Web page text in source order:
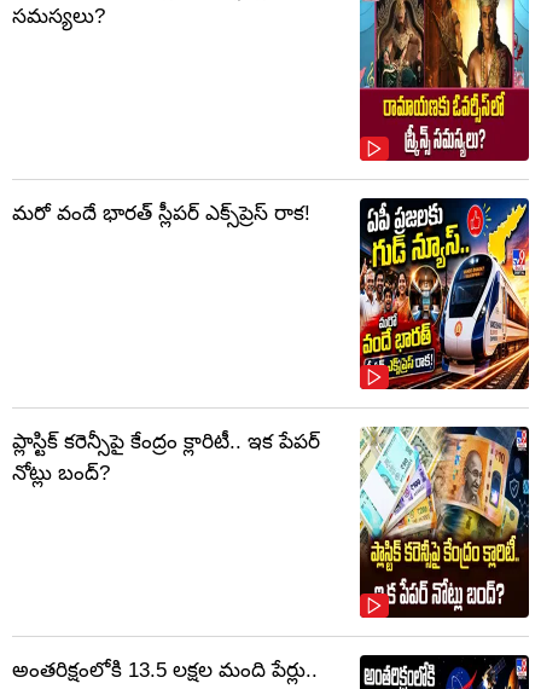
సమస్యలు?
మరో వందే భారత్ స్లీపర్ ఎక్స్‌ప్రెస్ రాక!
ప్లాస్టిక్‌ కరెన్సీపై కేంద్రం క్లారిటీ.. ఇక పేపర్‌
నోట్లు బంద్‌?
అంతరిక్షంలోకి 13.5 లక్షల మంది పేర్లు..